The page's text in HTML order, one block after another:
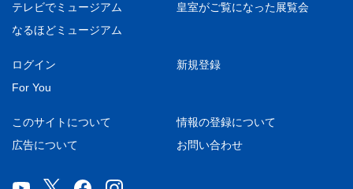
テレビでミュージアム
皇室がご覧になった展覧会
なるほどミュージアム
ログイン
新規登録
For You
このサイトについて
情報の登録について
広告について
お問い合わせ